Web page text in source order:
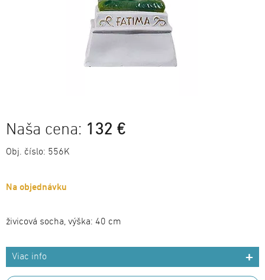
Naša cena: 132 €
Obj. číslo: 556K
Na objednávku
živicová socha, výška: 40 cm
Viac info